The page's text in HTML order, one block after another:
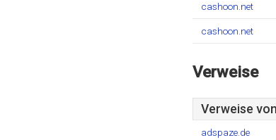
cashoon.net
cashoon.net
Verweise
Verweise von
adspaze.de